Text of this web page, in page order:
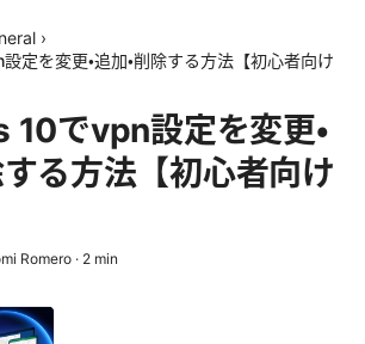
›
定を変更・追加・削除する方法【初心者向け
でvpn設定を変更・
する方法【初心者向け
Romero · 2 min